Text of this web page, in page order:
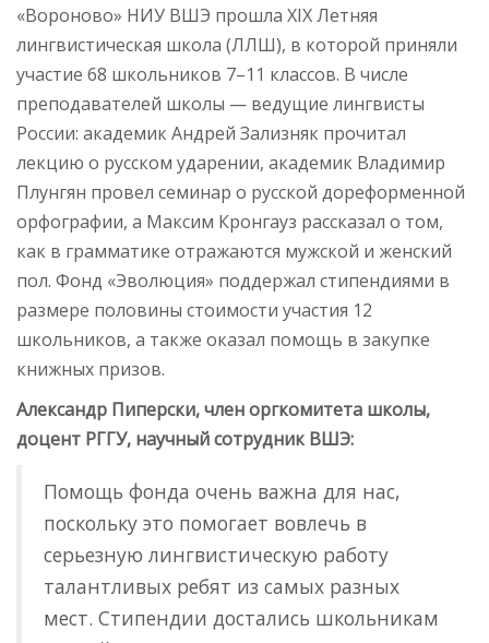
«Вороново» НИУ ВШЭ прошла XIX Летняя
лингвистическая школа (ЛЛШ), в которой приняли
участие 68 школьников 7–11 классов. В числе
преподавателей школы — ведущие лингвисты
России: академик Андрей Зализняк прочитал
лекцию о русском ударении, академик Владимир
Плунгян провел семинар о русской дореформенной
орфографии, а Максим Кронгауз рассказал о том,
как в грамматике отражаются мужской и женский
пол. Фонд «Эволюция» поддержал стипендиями в
размере половины стоимости участия 12
школьников, а также оказал помощь в закупке
книжных призов.
Александр Пиперски, член оргкомитета школы,
доцент РГГУ, научный сотрудник ВШЭ:
Помощь фонда очень важна для нас,
поскольку это помогает вовлечь в
серьезную лингвистическую работу
талантливых ребят из самых разных
мест. Стипендии достались школьникам